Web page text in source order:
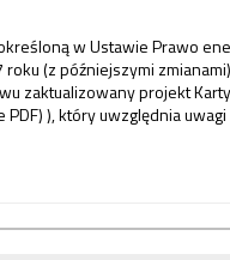
w Ustawie Prawo
(z późniejszymi
zaktualizowany projekt
PDF) ), który uwzględnia